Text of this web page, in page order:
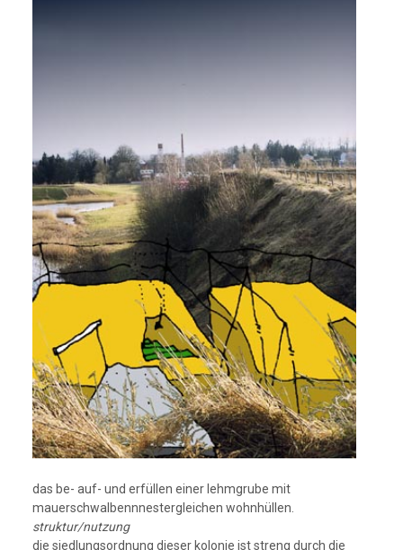
das be- auf- und erfüllen einer lehmgrube mit
mauerschwalbennnestergleichen wohnhüllen.
struktur/nutzung
die siedlungsordnung dieser kolonie ist streng durch die